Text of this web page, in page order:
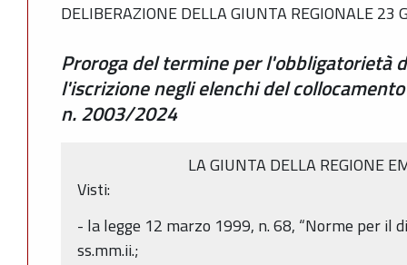
DELIBERAZIONE DELLA GIUNTA REGIONALE 23
Proroga del termine per l'obbligatorietà
l'iscrizione negli elenchi del
n. 2003/2024
LA GIUNTA DELLA REGIONE
Visti:
- la legge 12 marzo 1999, n. 68, “Norme per il
ss.mm.ii.;